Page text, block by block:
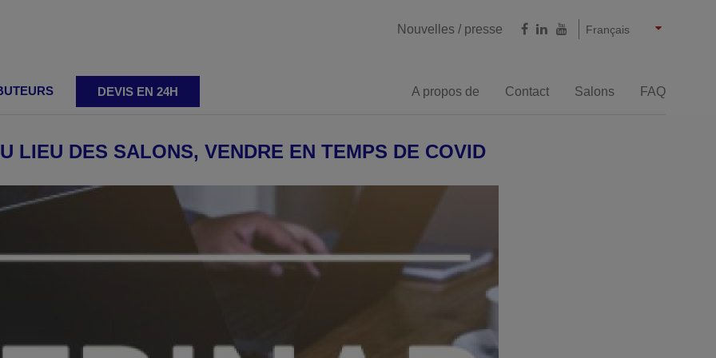
Castellano
English
Français
Deutsch
Nouvelles / presse
Chanfreineuses grandes
DEVIS EN 24H A propos de Contact Salons FAQ
LIEU DES SALONS, VENDRE EN TEMPS DE COVID